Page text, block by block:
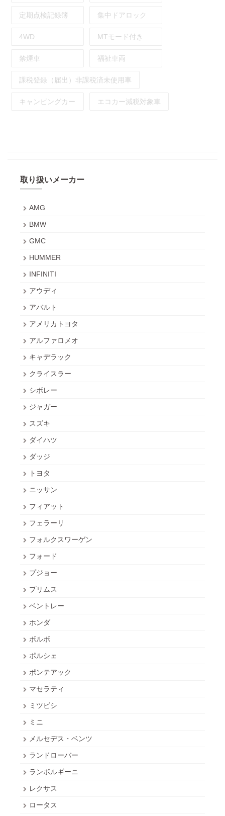
定期点検記録簿 集中ドアロック
4WD MTモード付き
禁煙車 福祉車両
課税登録（届出）非課税済未使用車
キャンピングカー エコカー減税対象車
取り扱いメーカー
AMG
BMW
GMC
HUMMER
INFINITI
アウディ
アバルト
アメリカトヨタ
アルファロメオ
キャデラック
クライスラー
シボレー
ジャガー
スズキ
ダイハツ
ダッジ
トヨタ
ニッサン
フィアット
フェラーリ
フォルクスワーゲン
フォード
プジョー
プリムス
ベントレー
ホンダ
ボルボ
ポルシェ
ポンテアック
マセラティ
ミツビシ
ミニ
メルセデス・ベンツ
ランドローバー
ランボルギーニ
レクサス
ロータス